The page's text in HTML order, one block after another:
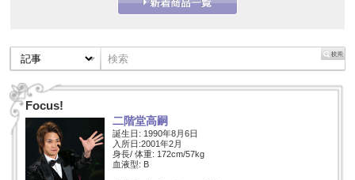
Focus!
二階堂高嗣
誕生日: 1990年8月6日
入所日:2001年2月
身長/ 体重: 172cm/57kg
血液型: B